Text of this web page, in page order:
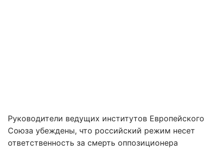
Руководители ведущих институтов Европейского
Союза убеждены, что российский режим несет
ответственность за смерть оппозиционера